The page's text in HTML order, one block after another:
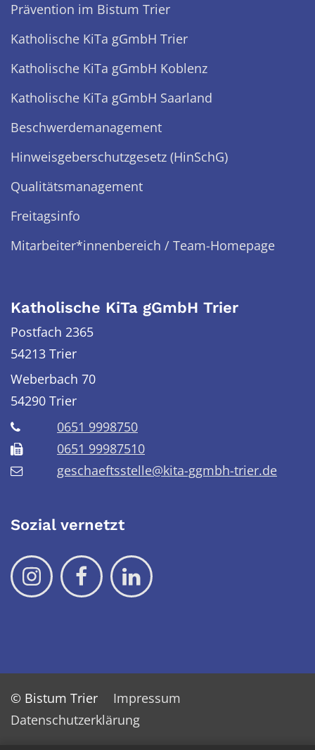
Prävention im Bistum Trier
Katholische KiTa gGmbH Trier
Katholische KiTa gGmbH Koblenz
Katholische KiTa gGmbH Saarland
Beschwerdemanagement
Hinweisgeberschutzgesetz (HinSchG)
Qualitätsmanagement
Freitagsinfo
Mitarbeiter*innenbereich / Team-Homepage
Katholische KiTa gGmbH Trier
Postfach 2365
54213 Trier
Weberbach 70
54290 Trier
0651 9998750
0651 99987510
geschaeftsstelle@kita-ggmbh-trier.de
Sozial vernetzt
© Bistum Trier
Impressum
Datenschutzerklärung